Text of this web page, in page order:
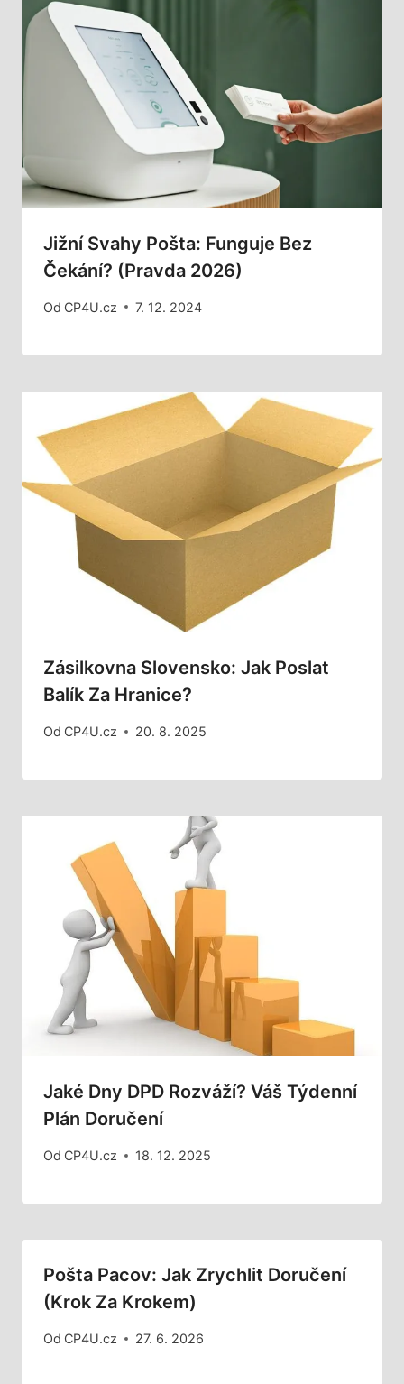
Jižní Svahy Pošta: Funguje Bez
Čekání? (Pravda 2026)
Od CP4U.cz 7. 12. 2024
Zásilkovna Slovensko: Jak Poslat
Balík Za Hranice?
Od CP4U.cz 20. 8. 2025
Jaké Dny DPD Rozváží? Váš Týdenní
Plán Doručení
Od CP4U.cz 18. 12. 2025
Pošta Pacov: Jak Zrychlit Doručení
(Krok Za Krokem)
Od CP4U.cz 27. 6. 2026